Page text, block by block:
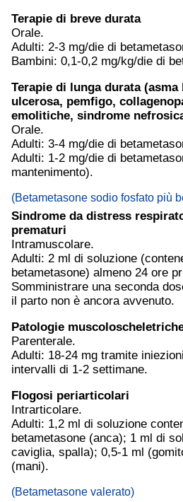
Terapie di breve durata
Orale.
Adulti: 2-3 mg/die di
Bambini: 0,1-0,2 mg/kg/die di
Terapie di lunga durata (asma
ulcerosa, pemfigo,
emolitiche, sindrome
Orale.
Adulti: 3-4 mg/die di
Adulti: 1-2 mg/die di
mantenimento).
(Betametasone sodio fosfato più
Sindrome da distress
prematuri
Intramuscolare.
Adulti: 2 ml di soluzione
betametasone) almeno 24 ore
Somministrare una seconda
il parto non è ancora avvenuto.
Patologie
Parenterale.
Adulti: 18-24 mg tramite
intervalli di 1-2 settimane.
Flogosi periarticolari
Intrarticolare.
Adulti: 1,2 ml di soluzione
betametasone (anca); 1 ml di
caviglia, spalla); 0,5-1 ml
(mani).
(Betametasone valerato)